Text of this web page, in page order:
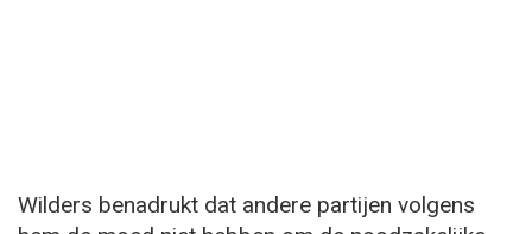
Wilders benadrukt dat andere partijen volgens